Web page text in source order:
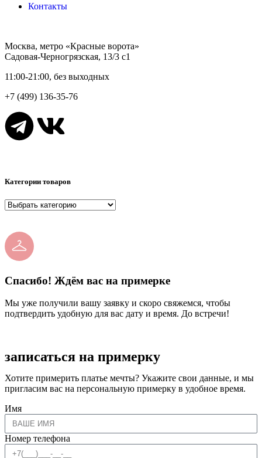
Контакты
Москва, метро «Красные ворота»
Садовая-Черногрязская, 13/3 с1
11:00-21:00, без выходных
+7 (499) 136-35-76
Категории товаров
Спасибо! Ждём вас на примерке
Мы уже получили вашу заявку и скоро свяжемся, чтобы
подтвердить удобную для вас дату и время. До встречи!
записаться на примерку
Хотите примерить платье мечты? Укажите свои данные, и мы
пригласим вас на персональную примерку в удобное время.
Имя
Номер телефона